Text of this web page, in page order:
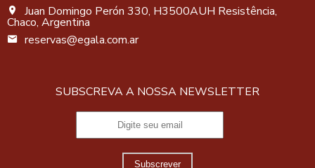
Amerian Hotel Casino Gala
+54 0362 445 2400